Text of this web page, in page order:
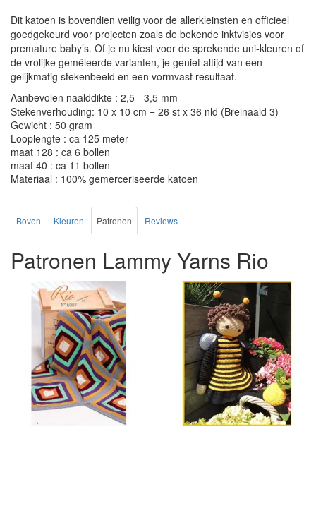
Dit katoen is bovendien veilig voor de allerkleinsten en officieel
goedgekeurd voor projecten zoals de bekende inktvisjes voor
premature baby’s. Of je nu kiest voor de sprekende uni-kleuren of
de vrolijke gemêleerde varianten, je geniet altijd van een
gelijkmatig stekenbeeld en een vormvast resultaat.
Aanbevolen naalddikte : 2,5 - 3,5 mm
Stekenverhouding: 10 x 10 cm = 26 st x 36 nld (Breinaald 3)
Gewicht : 50 gram
Looplengte : ca 125 meter
maat 128 : ca 6 bollen
maat 40 : ca 11 bollen
Materiaal : 100% gemerceriseerde katoen
Boven Kleuren Patronen Reviews
Patronen Lammy Yarns Rio